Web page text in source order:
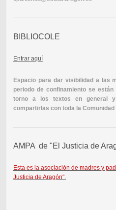
BIBLIOCOLE
Entrar aquí
Espacio para dar visibilidad a las
periodo de confinamiento se
torno a los textos en general
compartirlas con toda la Comunidad
AMPA de "El Justicia de
Esta es la asociación de madres y
Justicia de Aragón".